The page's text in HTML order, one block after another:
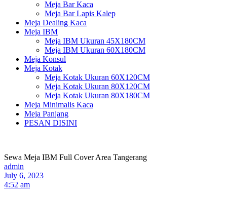
Meja Bar Kaca
Meja Bar Lapis Kalep
Meja Dealing Kaca
Meja IBM
Meja IBM Ukuran 45X180CM
Meja IBM Ukuran 60X180CM
Meja Konsul
Meja Kotak
Meja Kotak Ukuran 60X120CM
Meja Kotak Ukuran 80X120CM
Meja Kotak Ukuran 80X180CM
Meja Minimalis Kaca
Meja Panjang
PESAN DISINI
Sewa Meja IBM Full Cover Area Tangerang
admin
July 6, 2023
4:52 am